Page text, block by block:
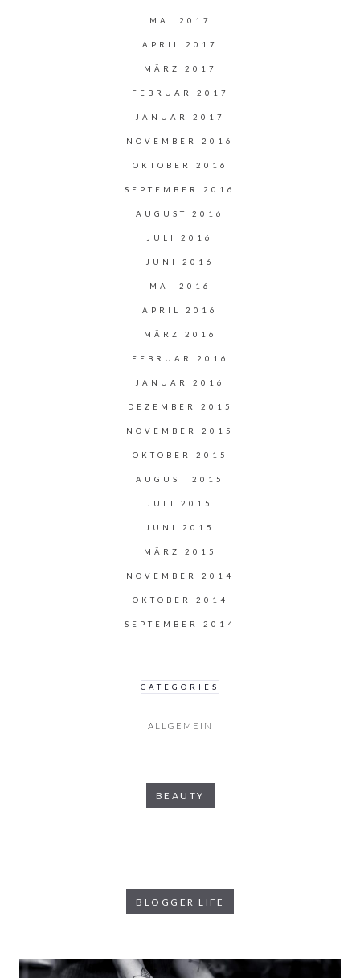
MAI 2017
APRIL 2017
MÄRZ 2017
FEBRUAR 2017
JANUAR 2017
NOVEMBER 2016
OKTOBER 2016
SEPTEMBER 2016
AUGUST 2016
JULI 2016
JUNI 2016
MAI 2016
APRIL 2016
MÄRZ 2016
FEBRUAR 2016
JANUAR 2016
DEZEMBER 2015
NOVEMBER 2015
OKTOBER 2015
AUGUST 2015
JULI 2015
JUNI 2015
MÄRZ 2015
NOVEMBER 2014
OKTOBER 2014
SEPTEMBER 2014
CATEGORIES
ALLGEMEIN
BEAUTY
BLOGGER LIFE